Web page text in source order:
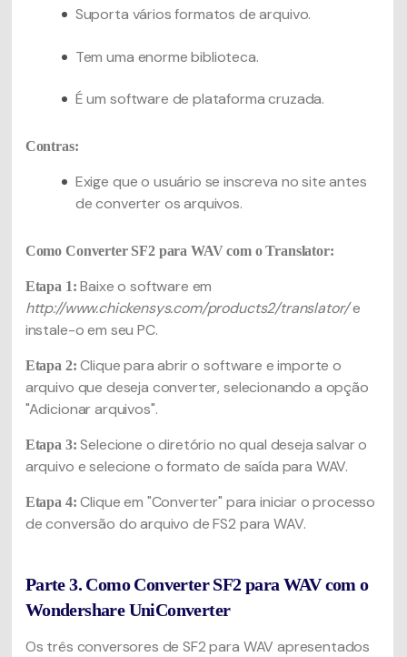
Suporta vários formatos de arquivo.
Tem uma enorme biblioteca.
É um software de plataforma cruzada.
Contras:
Exige que o usuário se inscreva no site antes
de converter os arquivos.
Como Converter SF2 para WAV com o Translator:
Etapa 1: Baixe o software em
http://www.chickensys.com/products2/translator/e
instale-o em seu PC.
Etapa 2: Clique para abrir o software e importe o
arquivo que deseja converter, selecionando a opção
"Adicionar arquivos".
Etapa 3: Selecione o diretório no qual deseja salvar o
arquivo e selecione o formato de saída para WAV.
Etapa 4: Clique em "Converter" para iniciar o processo
de conversão do arquivo de FS2 para WAV.
Parte 3. Como Converter SF2 para WAV com o
Wondershare UniConverter
Os três conversores de SF2 para WAV apresentados